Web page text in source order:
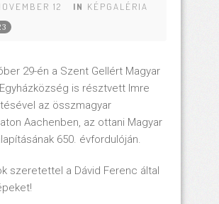
12 IN KÉPGALÉRIA
29-én a Szent Gellért Magyar
is résztvett Imre
az összmagyar
Aachenben, az ottani Magyar
650. évfordulóján.
szeretettel a Dávid Ferenc által